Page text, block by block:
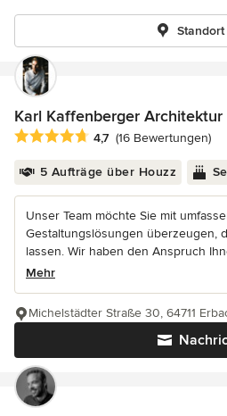
Standort
Karl Kaffenberger Architektur
Durchschnittliche Bewertung: 4.7
4,7 (16 Bewertungen)
5 Aufträge über Houzz
Unser Team möchte Sie mit
Gestaltungslösungen überzeugen,
lassen. Wir haben den Anspruch
Mehr
Michelstädter Straße 30, 64711